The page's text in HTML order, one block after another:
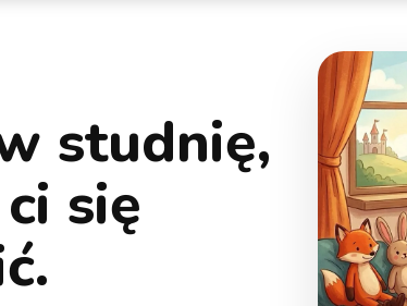
studnię,
się